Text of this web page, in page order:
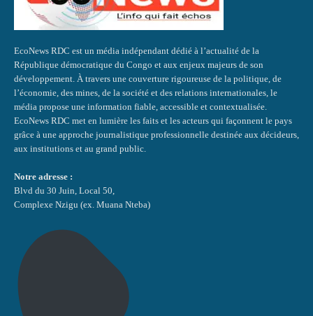
EcoNews RDC est un média indépendant dédié à l’actualité de la
République démocratique du Congo et aux enjeux majeurs de son
développement. À travers une couverture rigoureuse de la politique, de
l’économie, des mines, de la société et des relations internationales, le
média propose une information fiable, accessible et contextualisée.
EcoNews RDC met en lumière les faits et les acteurs qui façonnent le pays
grâce à une approche journalistique professionnelle destinée aux décideurs,
aux institutions et au grand public.
Notre adresse :
Blvd du 30 Juin, Local 50,
Complexe Nzigu (ex. Muana Nteba)